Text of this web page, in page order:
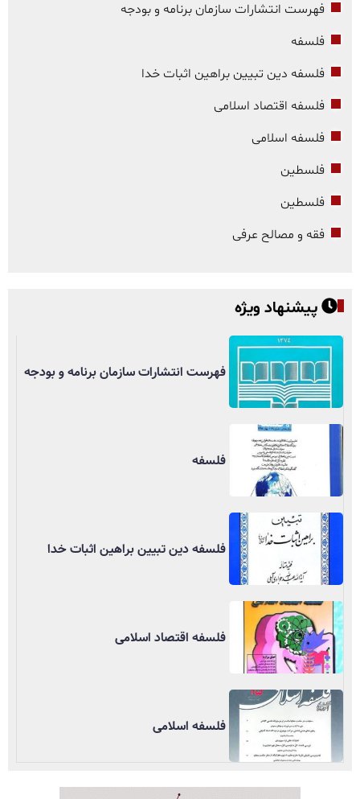
فهرست انتشارات سازمان برنامه و بودجه
فلسفه
فلسفه دین تبیین براهین اثبات خدا
فلسفه اقتصاد اسلامی
فلسفه اسلامی
فلسطین
فلسطین
فقه و مصالح عرفی
پیشنهاد ویژه
فهرست انتشارات سازمان برنامه و بودجه
فلسفه
فلسفه دین تبیین براهین اثبات خدا
فلسفه اقتصاد اسلامی
فلسفه اسلامی